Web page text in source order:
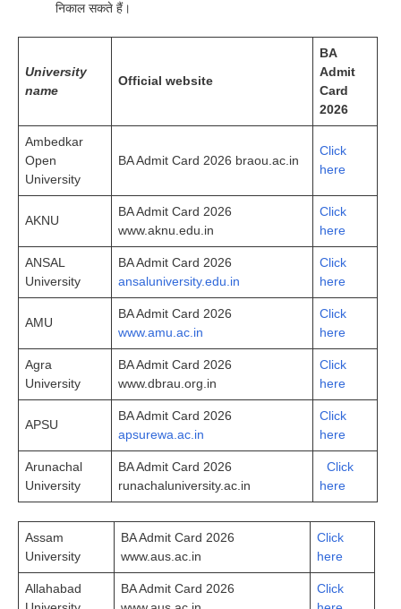
निकाल सकते हैं।
University
name
Official website
BA
Admit
Card
2026
Ambedkar
Open
University
BA Admit Card 2026 braou.ac.in
Click
here
AKNU
BA Admit Card 2026
www.aknu.edu.in
Click
here
ANSAL
University
BA Admit Card 2026
ansaluniversity.edu.in
Click
here
AMU
BA Admit Card 2026
www.amu.ac.in
Click
here
Agra
University
BA Admit Card 2026
www.dbrau.org.in
Click
here
APSU
BA Admit Card 2026
apsurewa.ac.in
Click
here
Arunachal
University
BA Admit Card 2026
runachaluniversity.ac.in
Click
here
Assam
University
BA Admit Card 2026
www.aus.ac.in
Cli­ck
here
Allahabad
BA Admit Card 2026
Click